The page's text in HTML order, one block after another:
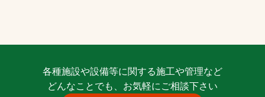
各種施設や設備等に関する施工や管理など
どんなことでも、お気軽にご相談下さい